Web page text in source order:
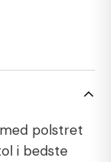
polstret
i bedste